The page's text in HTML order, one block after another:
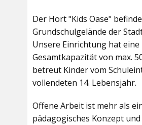
Der Hort "Kids Oase"
Grundschulgelände der
Unsere Einrichtung hat eine
Gesamtkapazität von max.
betreut Kinder vom
vollendeten 14. Lebensjahr.
Offene Arbeit ist mehr als
pädagogisches Konzept